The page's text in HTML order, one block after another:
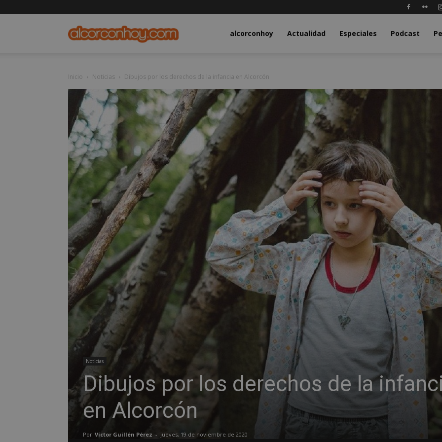
alcorconhoy.comalcorconhoy Actualidad Especiales Podcast
Inicio Noticias Dibujos por los derechos de la infancia en Alcorcón
Noticias
Dibujos por los derechos de la
en Alcorcón
Por Víctor Guillén Pérez - jueves, 19 de noviembre de 2020